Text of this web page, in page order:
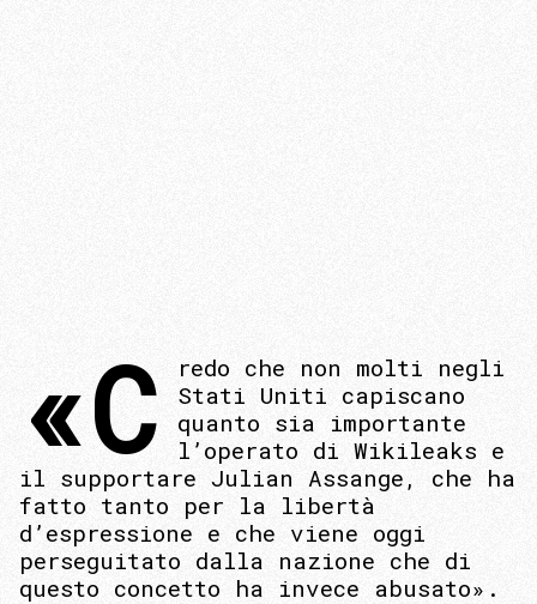
«C
redo che non molti negli
Stati Uniti capiscano
quanto sia importante
l’operato di Wikileaks e
il supportare Julian Assange, che ha
fatto tanto per la libertà
d’espressione e che viene oggi
perseguitato dalla nazione che di
questo concetto ha invece abusato».